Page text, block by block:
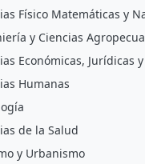
Físico Matemáticas y
y Ciencias
Económicas, Jurídicas
Humanas
de la Salud
y Urbanismo